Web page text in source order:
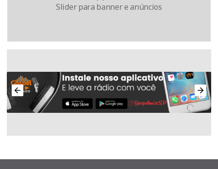
Slider para banner e anúncios